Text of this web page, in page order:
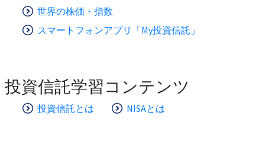
世界の株価・指数
スマートフォンアプリ「My投資信託」
投資信託学習コンテンツ
投資信託とは NISAとは